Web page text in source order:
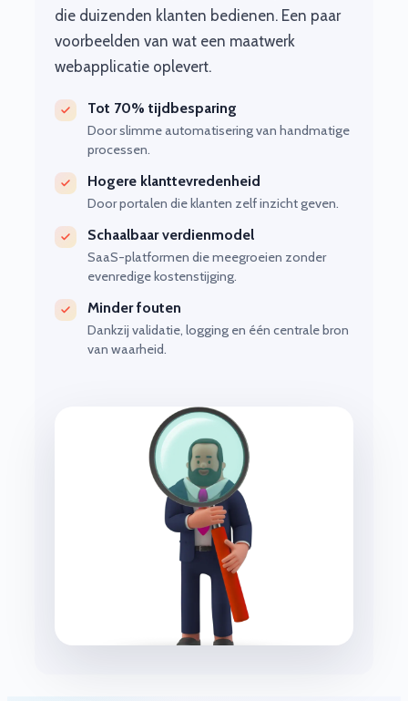
die duizenden klanten bedienen. Een paar
voorbeelden van wat een maatwerk
webapplicatie oplevert.
Tot 70% tijdbesparing
Door slimme automatisering van handmatige
processen.
Hogere klanttevredenheid
Door portalen die klanten zelf inzicht geven.
Schaalbaar verdienmodel
SaaS-platformen die meegroeien zonder
evenredige kostenstijging.
Minder fouten
Dankzij validatie, logging en één centrale bron
van waarheid.